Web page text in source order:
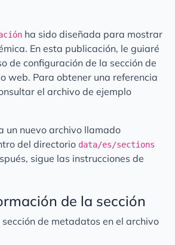
Publicaciones Recientes
Logros
ha sido diseñada para mostrar
En esta publicación, le guiaré
de configuración de la sección de
web. Para obtener una referencia
el archivo de ejemplo
un nuevo archivo llamado
del directorio data/es/sections
sigue las instrucciones de
de la sección
de metadatos en el archivo